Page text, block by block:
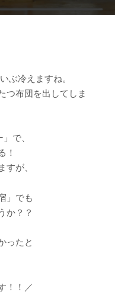
ぶ冷えますね。
つ布団を出してしま
で、
！
が、
」でも
か？？
ったと
！！／